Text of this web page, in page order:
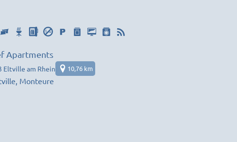
Apartments
Eltville am Rhein 10,76 km
Eltville, Monteure